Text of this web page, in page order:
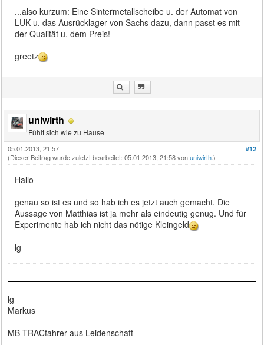
...also kurzum: Eine Sintermetallscheibe u. der Automat von
LUK u. das Ausrücklager von Sachs dazu, dann passt es mit
der Qualität u. dem Preis!
greetz
uniwirth
Fühlt sich wie zu Hause
#12
05.01.2013, 21:57
(Dieser Beitrag wurde zuletzt bearbeitet: 05.01.2013, 21:58 vonuniwirth.)
Hallo
genau so ist es und so hab ich es jetzt auch gemacht. Die
Aussage von Matthias ist ja mehr als eindeutig genug. Und für
Experimente hab ich nicht das nötige Kleingeld
lg
lg
Markus
MB TRACfahrer aus Leidenschaft